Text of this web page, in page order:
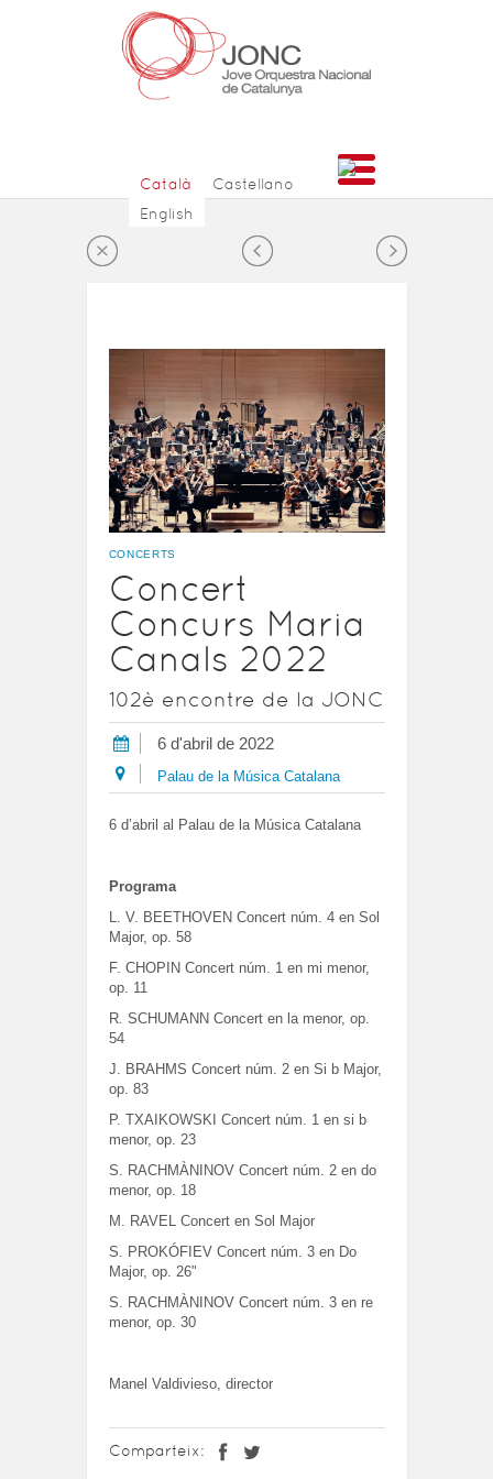
Català
Castellano
English
CONCERTS
Concert
Concurs Maria
Canals 2022
102è encontre de la JONC
6 d'abril de 2022
Palau de la Música Catalana
6 d’abril al Palau de la Música Catalana
Programa
L. V. BEETHOVEN Concert núm. 4 en Sol
Major, op. 58
F. CHOPIN Concert núm. 1 en mi menor,
op. 11
R. SCHUMANN Concert en la menor, op.
54
J. BRAHMS Concert núm. 2 en Si b Major,
op. 83
P. TXAIKOWSKI Concert núm. 1 en si b
menor, op. 23
S. RACHMÀNINOV Concert núm. 2 en do
menor, op. 18
M. RAVEL Concert en Sol Major
S. PROKÓFIEV Concert núm. 3 en Do
Major, op. 26"
S. RACHMÀNINOV Concert núm. 3 en re
menor, op. 30
Manel Valdivieso, director
Comparteix: